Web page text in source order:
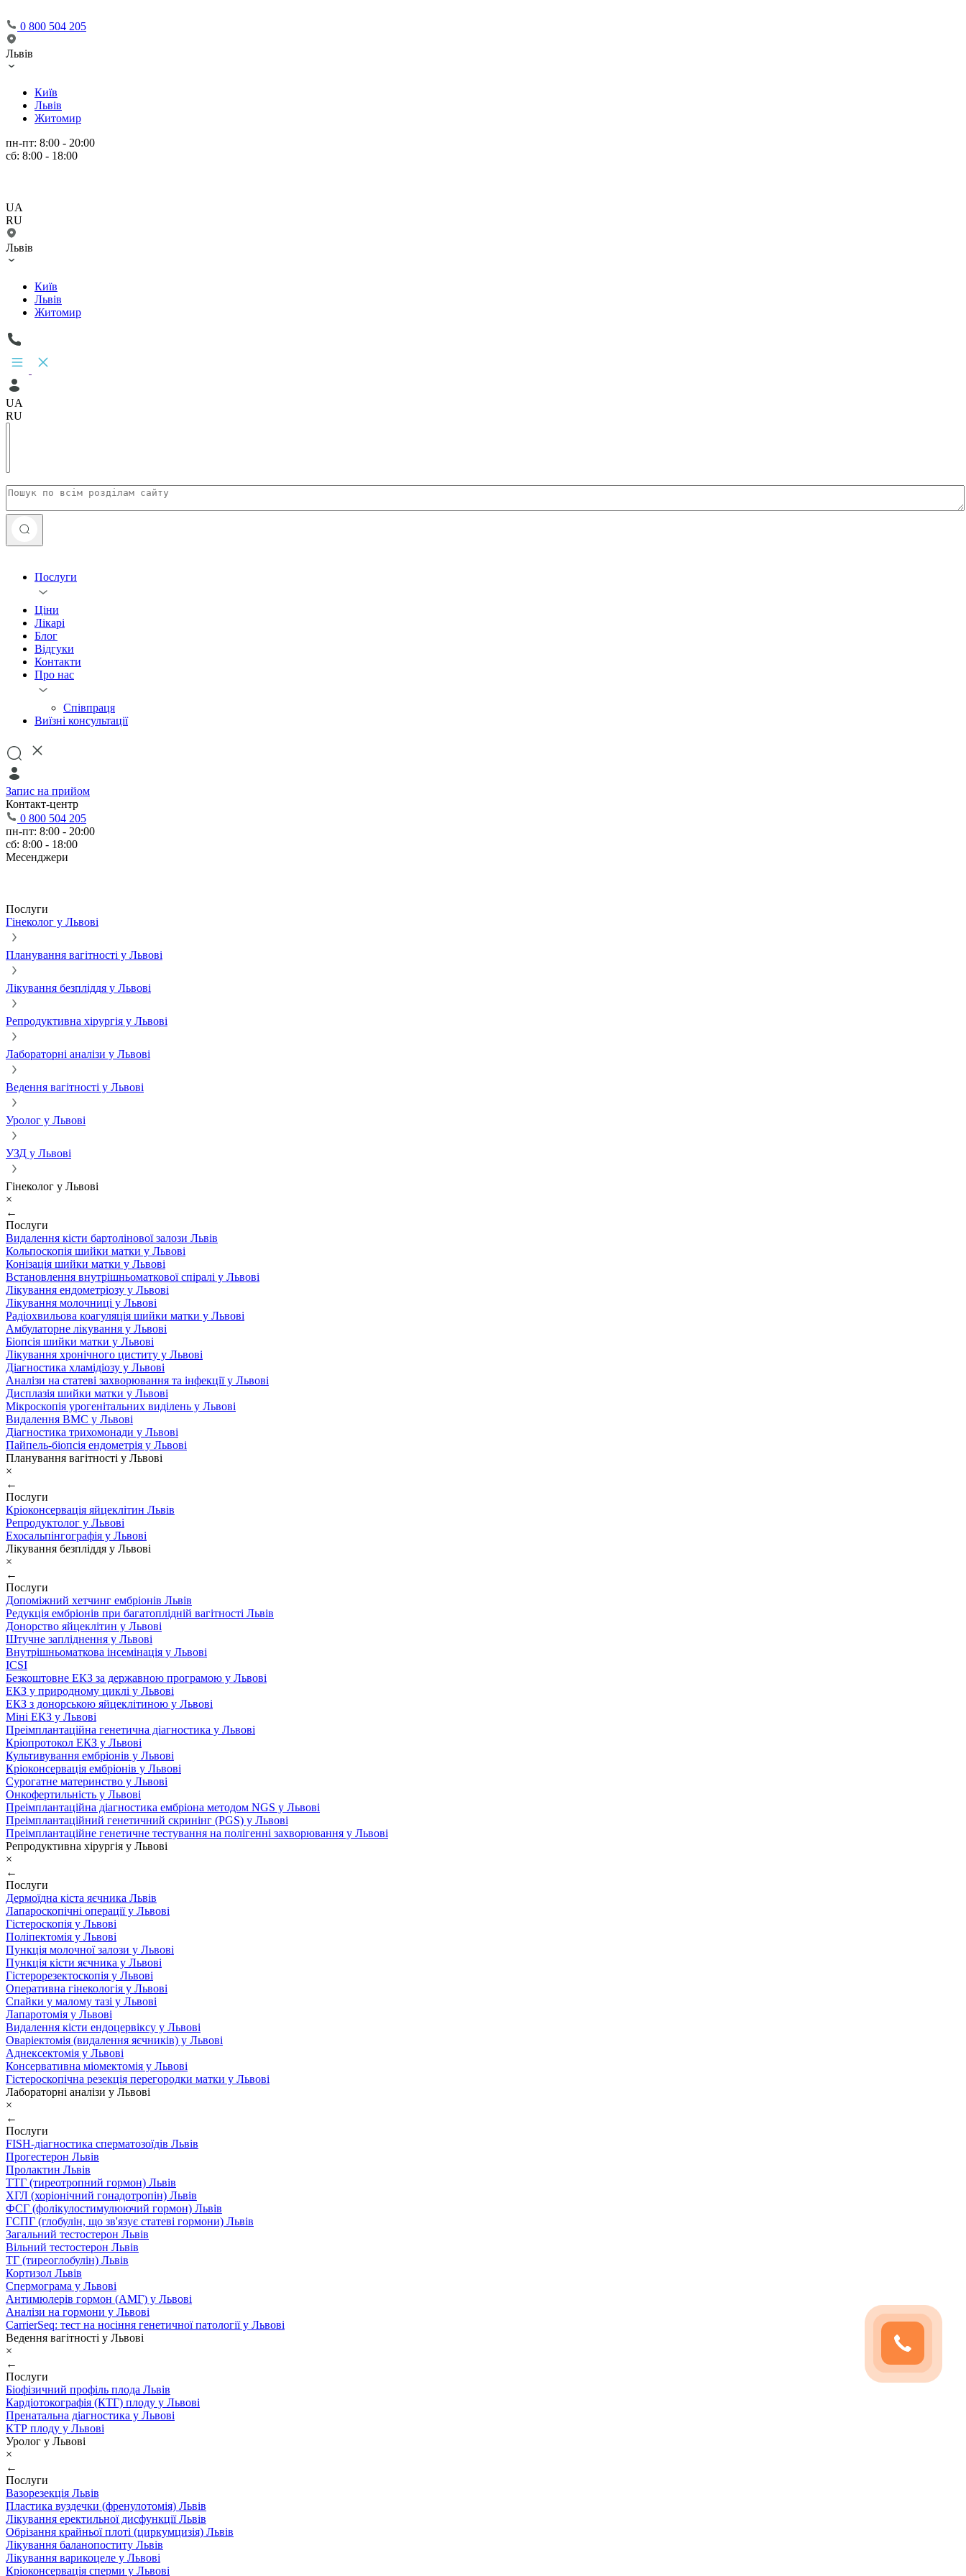
0 800 504 205
Львів
Київ
Львів
Житомир
пн-пт: 8:00 - 20:00
сб: 8:00 - 18:00
UA
RU
Львів
Київ
Львів
Житомир
UA
RU
Послуги
Ціни
Лікарі
Блог
Відгуки
Контакти
Про нас
Співпраця
Виїзні консультації
Запис на прийом
Контакт-центр
0 800 504 205
пн-пт: 8:00 - 20:00
сб: 8:00 - 18:00
Месенджери
Послуги
Гінеколог у Львові
Планування вагітності у Львові
Лікування безпліддя у Львові
Репродуктивна хірургія у Львові
Лабораторні аналізи у Львові
Ведення вагітності у Львові
Уролог у Львові
УЗД у Львові
Гінеколог у Львові
×
←
Послуги
Видалення кісти бартолінової залози Львів
Кольпоскопія шийки матки у Львові
Конізація шийки матки у Львові
Встановлення внутрішньоматкової спіралі у Львові
Лікування ендометріозу у Львові
Лікування молочниці у Львові
Радіохвильова коагуляція шийки матки у Львові
Амбулаторне лікування у Львові
Біопсія шийки матки у Львові
Лікування хронічного циститу у Львові
Діагностика хламідіозу у Львові
Аналізи на статеві захворювання та інфекції у Львові
Дисплазія шийки матки у Львові
Мікроскопія урогенітальних виділень у Львові
Видалення ВМС у Львові
Діагностика трихомонади у Львові
Пайпель-біопсія ендометрія у Львові
Планування вагітності у Львові
×
←
Послуги
Кріоконсервація яйцеклітин Львів
Репродуктолог у Львові
Ехосальпінгографія у Львові
Лікування безпліддя у Львові
×
←
Послуги
Допоміжний хетчинг ембріонів Львів
Редукція ембріонів при багатоплідній вагітності Львів
Донорство яйцеклітин у Львові
Штучне запліднення у Львові
Внутрішньоматкова інсемінація у Львові
ICSI
Безкоштовне ЕКЗ за державною програмою у Львові
ЕКЗ у природному циклі у Львові
ЕКЗ з донорською яйцеклітиною у Львові
Міні ЕКЗ у Львові
Преімплантаційна генетична діагностика у Львові
Кріопротокол ЕКЗ у Львові
Культивування ембріонів у Львові
Кріоконсервація ембріонів у Львові
Сурогатне материнство у Львові
Онкофертильність у Львові
Преімплантаційна діагностика ембріона методом NGS у Львові
Преімплантаційний генетичний скринінг (PGS) у Львові
Преімплантаційне генетичне тестування на полігенні захворювання у Львові
Репродуктивна хірургія у Львові
×
←
Послуги
Дермоїдна кіста яєчника Львів
Лапароскопічні операції у Львові
Гістероскопія у Львові
Поліпектомія у Львові
Пункція молочної залози у Львові
Пункція кісти яєчника у Львові
Гістерорезектоскопія у Львові
Оперативна гінекологія у Львові
Спайки у малому тазі у Львові
Лапаротомія у Львові
Видалення кісти ендоцервіксу у Львові
Оваріектомія (видалення яєчників) у Львові
Аднексектомія у Львові
Консервативна міомектомія у Львові
Гістероскопічна резекція перегородки матки у Львові
Лабораторні аналізи у Львові
×
←
Послуги
FISH-діагностика сперматозоїдів Львів
Прогестерон Львів
Пролактин Львів
ТТГ (тиреотропний гормон) Львів
ХГЛ (хоріонічний гонадотропін) Львів
ФСГ (фолікулостимулюючий гормон) Львів
ГСПГ (глобулін, що зв'язує статеві гормони) Львів
Загальний тестостерон Львів
Вільний тестостерон Львів
ТГ (тиреоглобулін) Львів
Кортизол Львів
Спермограма у Львові
Антимюлерів гормон (АМГ) у Львові
Аналізи на гормони у Львові
CarrierSeq: тест на носіння генетичної патології у Львові
Ведення вагітності у Львові
×
←
Послуги
Біофізичний профіль плода Львів
Кардіотокографія (КТГ) плоду у Львові
Пренатальна діагностика у Львові
КТР плоду у Львові
Уролог у Львові
×
←
Послуги
Вазорезекція Львів
Пластика вуздечки (френулотомія) Львів
Лікування еректильної дисфункції Львів
Обрізання крайньої плоті (циркумцизія) Львів
Лікування баланопоститу Львів
Лікування варикоцеле у Львові
Кріоконсервація сперми у Львові